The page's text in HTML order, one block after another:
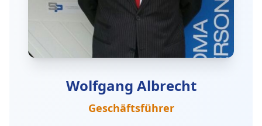
Wolfgang Albrecht
Geschäftsführer